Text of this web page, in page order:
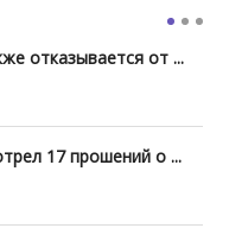
отказывается от ...
17 прошений о ...